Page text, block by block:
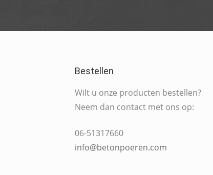
Bestellen
Wilt u onze producten bestellen?
Neem dan contact met ons op:
06-51317660
info@betonpoeren.com